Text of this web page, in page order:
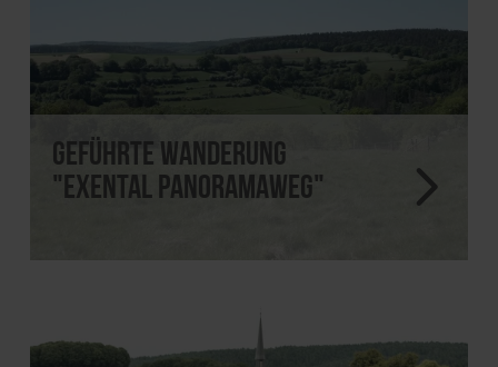
Geführte Wanderung
"Exental Panoramaweg"